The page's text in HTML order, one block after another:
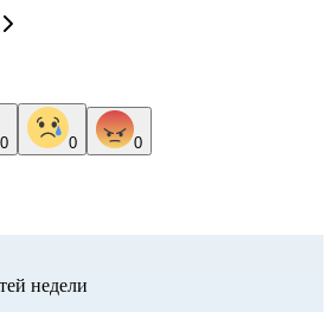
0 0 0
недели